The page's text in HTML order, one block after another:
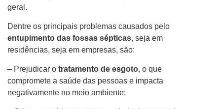
geral.
Dentre os principais problemas causados pelo
entupimento das fossas sépticas, seja em
residências, seja em empresas, são:
– Prejudicar o tratamento de esgoto, o que
compromete a saúde das pessoas e impacta
negativamente no meio ambiente;